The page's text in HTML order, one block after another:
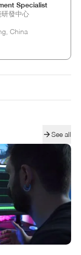
Specialist
發中心
China
See all